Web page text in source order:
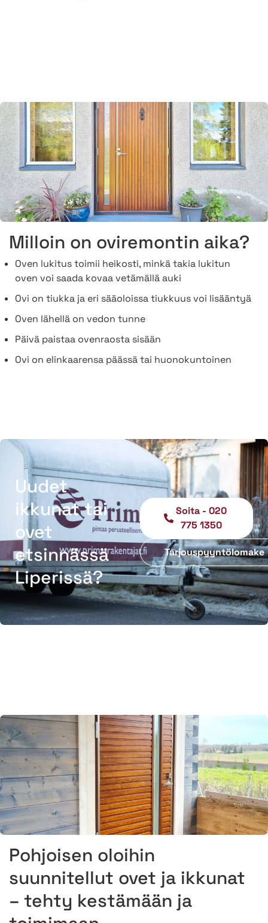
Milloin on oviremontin aika?
Oven lukitus toimii heikosti, minkä takia lukitun
oven voi saada kovaa vetämällä auki
Ovi on tiukka ja eri sääoloissa tiukkuus voi lisääntyä
Oven lähellä on vedon tunne
Päivä paistaa ovenraosta sisään
Ovi on elinkaarensa päässä tai huonokuntoinen
Uudet
ikkunat tai
ovet
etsinnässä
Liperissä?
Soita - 020
775 1350
Tarjouspyyntölomake
Pohjoisen oloihin
suunnitellut ovet ja ikkunat
– tehty kestämään ja